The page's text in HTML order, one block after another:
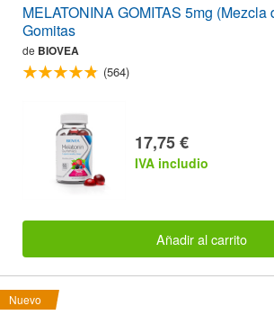
MELATONINA GOMITAS 5mg (Mezcla
Gomitas
de BIOVEA
(564)
17,75 €
IVA includio
Añadir al carrito
Nuevo